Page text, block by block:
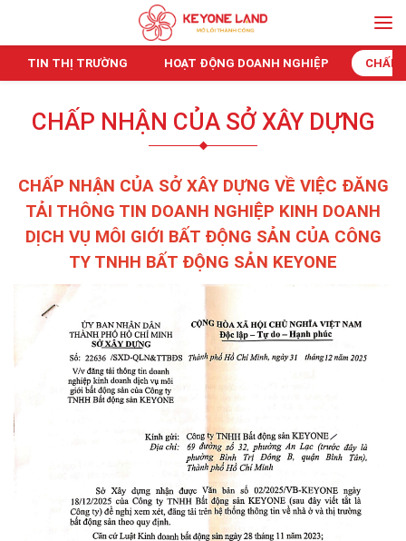
TIN THỊ TRƯỜNG HOẠT ĐỘNG DOANH NGHIỆP CHẤP
CHẤP NHẬN CỦA SỞ XÂY DỰNG
CHẤP NHẬN CỦA SỞ XÂY DỰNG VỀ VIỆC ĐĂNG
TẢI THÔNG TIN DOANH NGHIỆP KINH DOANH
DỊCH VỤ MÔI GIỚI BẤT ĐỘNG SẢN CỦA CÔNG
TY TNHH BẤT ĐỘNG SẢN KEYONE